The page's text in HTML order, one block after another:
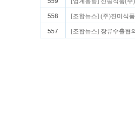
558 [조합뉴스] (주)진미식
557 [조합뉴스] 장류수출협